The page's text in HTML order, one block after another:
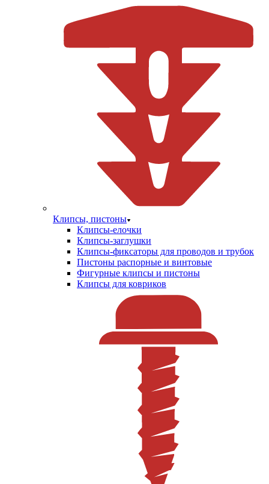
Клипсы, пистоны
Клипсы-елочки
Клипсы-заглушки
Клипсы-фиксаторы для проводов и трубок
Пистоны распорные и винтовые
Фигурные клипсы и пистоны
Клипсы для ковриков